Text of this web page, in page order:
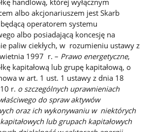
handlową, której wyłącznym
albo akcjonariuszem jest Skarb
operatorem systemu
albo posiadającą koncesję na
paliw ciekłych, w rozumieniu ustawy z
1997 r. – Prawo energetyczne,
kapitałową lub grupę kapitałową, o
w art. 1 ust. 1 ustawy z dnia 18
r. o szczególnych uprawnieniach
do spraw aktywów
oraz ich wykonywaniu w niektórych
lub grupach kapitałowych